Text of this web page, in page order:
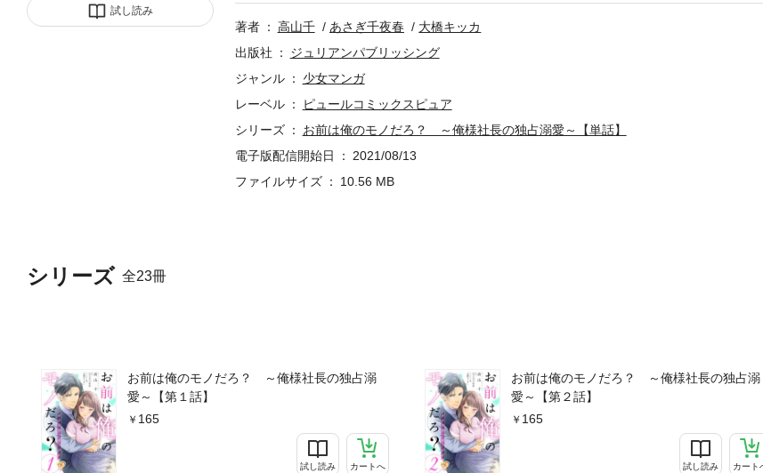
試し読み
シリーズ 全23冊
お前は俺のモノだろ？ ～俺様社長の独占溺
愛～【第１話】
165
試し読み カートへ
お前は俺のモノだろ？ ～俺様社長の独占溺
愛～【第２話】
165
試し読み カート
著者 高山千 あさぎ千夜春
大橋キッカ
出版社
ジュリアンパブリッシング
ジャンル
少女マンガ
レーベル
ピュールコミックスピュア
シリーズ
お前は俺のモノだろ？ ～俺様社長の独占溺愛～【単話】
電子版配信開始日
2021/08/13
ファイルサイズ
10.56 MB